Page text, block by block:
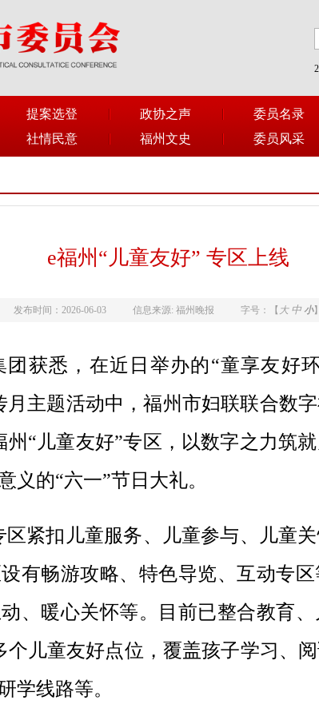
提案选登 政协之声 委员名录
社情民意 福州文史 委员风采
e福州“儿童友好” 专区上线
发布时间：2026-06-03 信息来源: 福州晚报 字号：【 大 中 小】
获悉，在近日举办的“童享友好
月主题活动中，福州市妇联联合数
州“儿童友好”专区，以数字之力筑
义的“六一”节日大礼。
区紧扣儿童服务、儿童参与、儿童
有畅游攻略、特色导览、互动专
、暖心关怀等。目前已整合教育
个儿童友好点位，覆盖孩子学习、
学线路等。